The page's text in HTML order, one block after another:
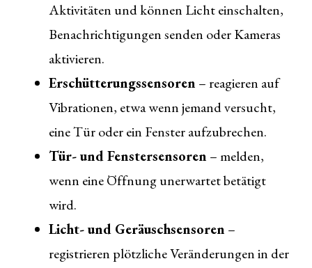
Aktivitäten und können Licht einschalten,
Benachrichtigungen senden oder Kameras
aktivieren.
Erschütterungssensoren – reagieren auf
Vibrationen, etwa wenn jemand versucht,
eine Tür oder ein Fenster aufzubrechen.
Tür- und Fenstersensoren – melden,
wenn eine Öffnung unerwartet betätigt
wird.
Licht- und Geräuschsensoren –
registrieren plötzliche Veränderungen in der